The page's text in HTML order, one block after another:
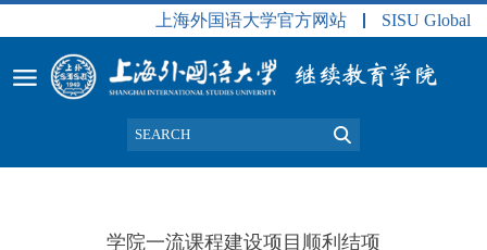
上海外国语大学官方网站 SISU Global
学院一流课程建设项目顺利结项